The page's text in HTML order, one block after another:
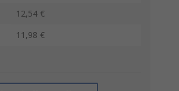
12,54 €
11,98 €